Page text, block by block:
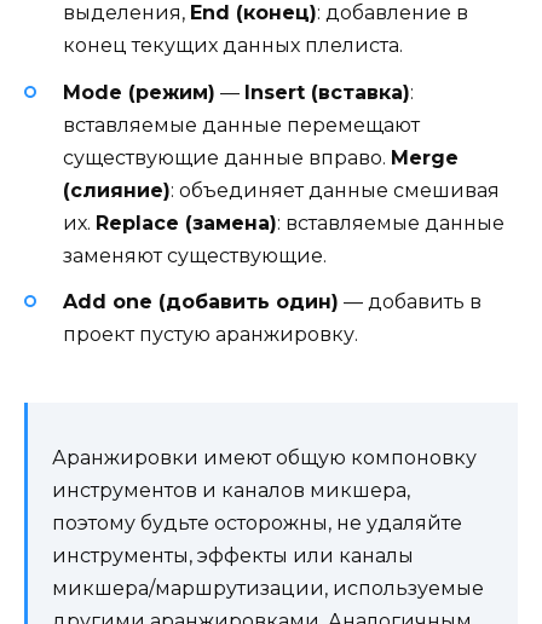
выделения, End (конец): добавление в
конец текущих данных плелиста.
Mode (режим) — Insert (вставка):
вставляемые данные перемещают
существующие данные вправо. Merge
(слияние): объединяет данные смешивая
их. Replace (замена): вставляемые данные
заменяют существующие.
Add one (добавить один) — добавить в
проект пустую аранжировку.
Аранжировки имеют общую компоновку
инструментов и каналов микшера,
поэтому будьте осторожны, не удаляйте
инструменты, эффекты или каналы
микшера/маршрутизации, используемые